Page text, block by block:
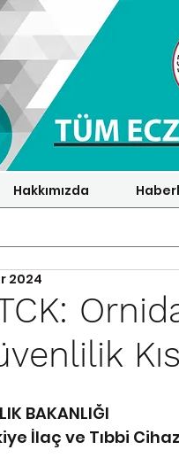
Hakkımızda
2024
BAKANLIĞI
İlaç ve Tıbbi